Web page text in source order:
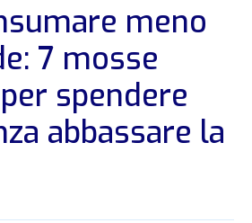
meno
7 mosse
spendere
abbassare la